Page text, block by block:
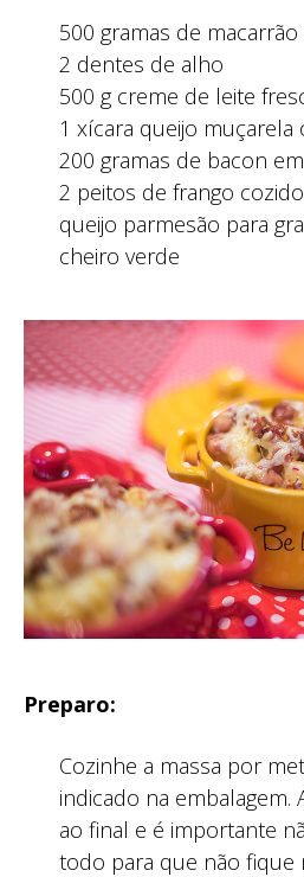
500 gramas de
2 dentes de alho
500 g creme de leite
1 xícara queijo muçarela
200 gramas de bacon
2 peitos de frango
queijo parmesão para
cheiro verde
Preparo:
Cozinhe a massa por
indicado na embalagem.
ao final e é importante
todo para que não fique